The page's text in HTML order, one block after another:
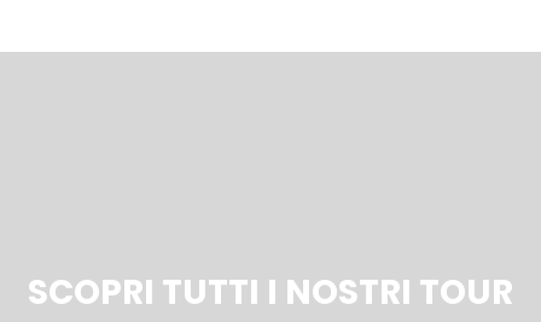
SCOPRI TUTTI I NOSTRI TOUR